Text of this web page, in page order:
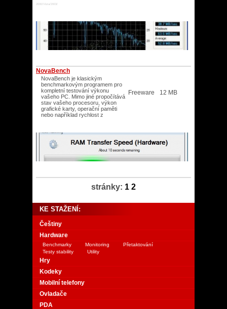
2000/Vista/2003/
NovaBench
NovaBench je klasickým
benchmarkovým programem pro
kompletní testování výkonu
vašeho PC. Mimo jiné propočítává
stav vašeho procesoru, výkon
grafické karty, operační paměti
nebo například rychlost z
Freeware 12 MB
stránky: 1 2
KE STAŽENÍ:
Češtiny
Hardware
Benchmarky Monitoring
Přetaktování
Testy stability
Utility
Hry
Kodeky
Mobilní telefony
Ovladače
PDA